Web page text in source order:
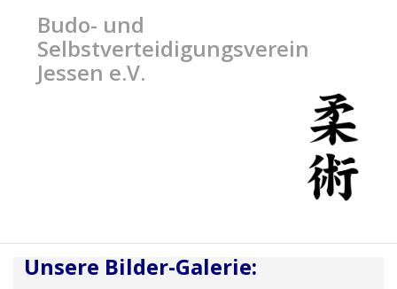
Budo- und
Selbstverteidigungsverein
Jessen e.V.
Unsere Bilder-Galerie: